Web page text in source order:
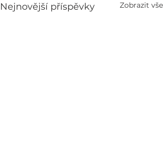
Nejnovější příspěvky Zobrazit vše